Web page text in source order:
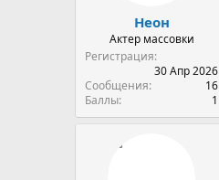
Неон
Актер массовки
Регистрация
30 Апр 2026
Сообщения
16
Баллы
1